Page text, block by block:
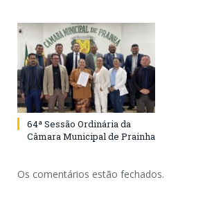
64ª Sessão Ordinária da
Câmara Municipal de Prainha
Os comentários estão fechados.